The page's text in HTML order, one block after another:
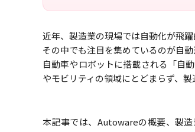
近年、製造業の現場では自動化が飛躍
その中でも注目を集めているのが自動
自動車やロボットに搭載される「自
やモビリティの領域にとどまらず、
本記事では、Autowareの概要、製